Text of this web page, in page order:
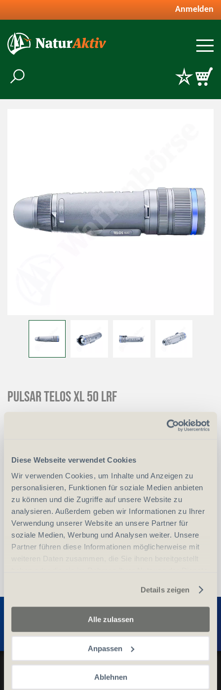
Diese Webseite verwendet Cookies
Wir verwenden Cookies, um Inhalte und Anzeigen zu
personalisieren, Funktionen für soziale Medien anbieten
zu können und die Zugriffe auf unsere Website zu
analysieren. Außerdem geben wir Informationen zu Ihrer
Verwendung unserer Website an unsere Partner für
soziale Medien, Werbung und Analysen weiter. Unsere
Partner führen diese Informationen möglicherweise mit
weiteren Daten zusammen, die Sie ihnen bereitgestellt
Details zeigen
Alle zulassen
Anpassen
Ablehnen
Anmelden
Pulsar Telos XL 50 LRF
vergleichen
Anzahl Stück -
In den Warenkorb
Entdecken Sie weitere Produkte
Datenschutz und Cookie-Richtlinien
Allgemeine Geschäftsbedingungen